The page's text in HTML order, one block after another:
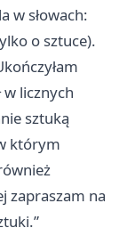
w słowach:
o sztuce).
licznych
sztuką
którym
zapraszam na